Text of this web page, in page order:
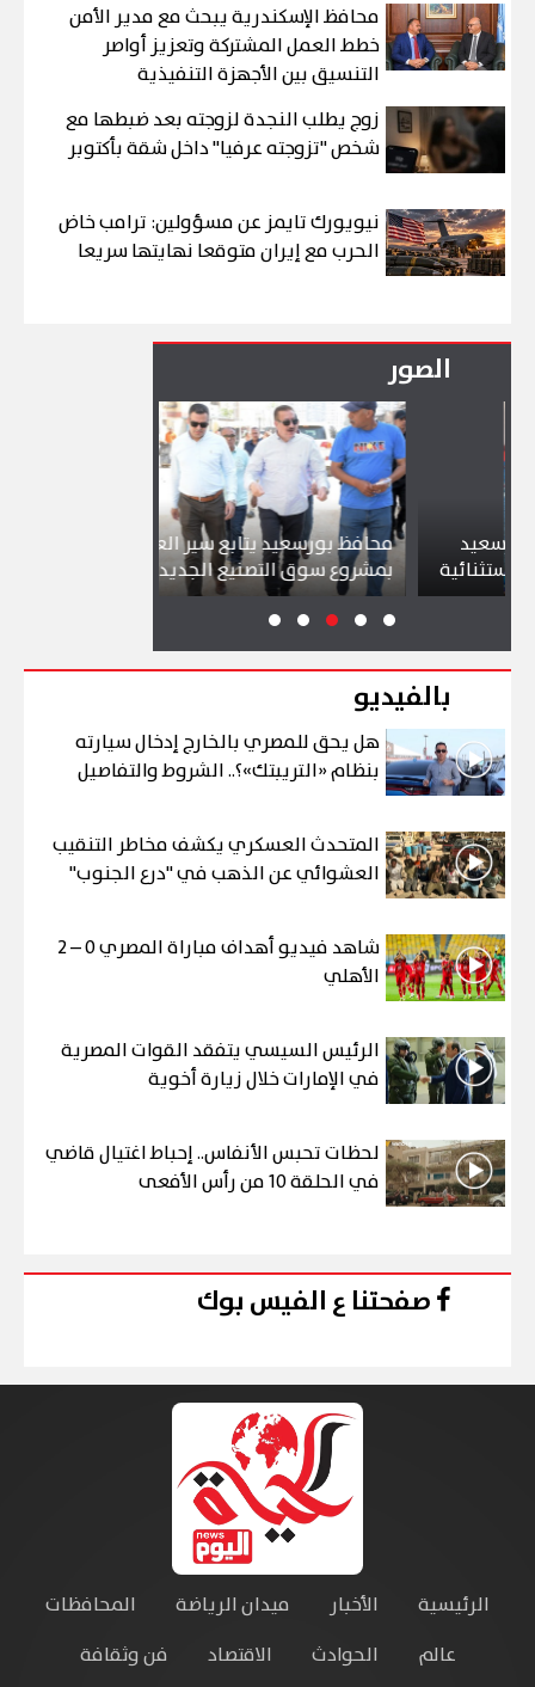
محافظ الإسكندرية يبحث مع مدير الأمن
خطط العمل المشتركة وتعزيز أواصر
التنسيق بين الأجهزة التنفيذية
زوج يطلب النجدة لزوجته بعد ضبطها مع
شخص "تزوجته عرفيا" داخل شقة بأكتوبر
نيويورك تايمز عن مسؤولين: ترامب خاض
الحرب مع إيران متوقعا نهايتها سريعا
الصور
محافظ بورسعيد يتابع سير العمل
بمشروع سوق التصنيع الجديد
بالفيديو
هل يحق للمصري بالخارج إدخال سيارته
بنظام «التريبتك»؟.. الشروط والتفاصيل
المتحدث العسكري يكشف مخاطر التنقيب
العشوائي عن الذهب في "درع الجنوب"
شاهد فيديو أهداف مباراة المصري 0 – 2
الأهلي
الرئيس السيسي يتفقد القوات المصرية
في الإمارات خلال زيارة أخوية
لحظات تحبس الأنفاس.. إحباط اغتيال قاضي
في الحلقة 10 من رأس الأفعى
صفحتنا ع الفيس بوك
الرئيسية الأخبار ميدان الرياضة
المحافظات
عالم
الحوادث الاقتصاد فن وثقافة